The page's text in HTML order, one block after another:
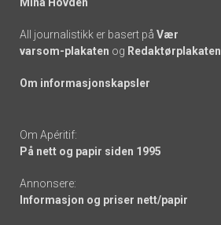
All journalistikk er basert på Vær
varsom-plakaten og Redaktørplakaten
Om informasjonskapsler
Om Apéritif:
På nett og papir siden 1995
Annonsere:
Informasjon og priser nett/papir